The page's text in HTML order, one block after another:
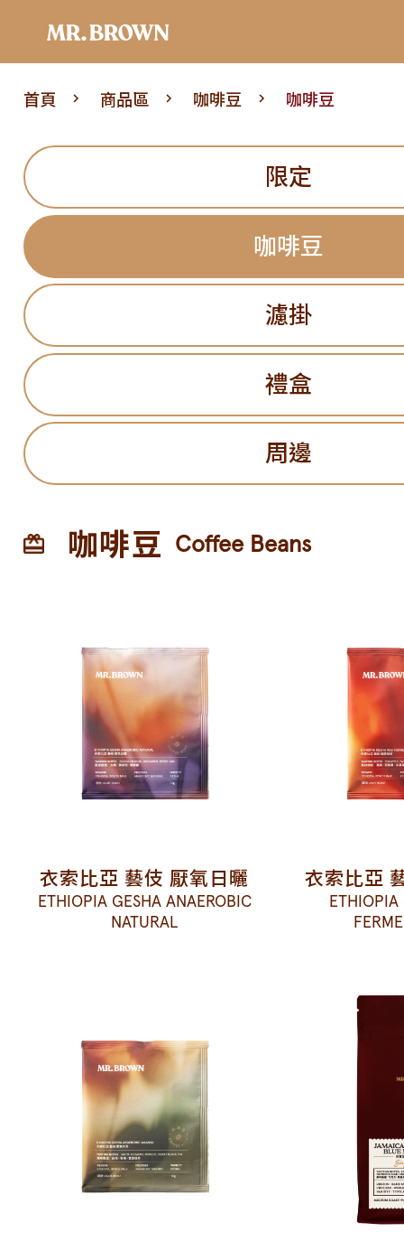
首頁 商品區 咖啡豆 咖啡豆
限定
咖啡豆
濾掛
禮盒
周邊
咖啡豆 Coffee Beans
衣索比亞 藝伎 厭氧日曬
ETHIOPIA GESHA ANAEROBIC
NATURAL
衣索比亞
ETHIOPIA